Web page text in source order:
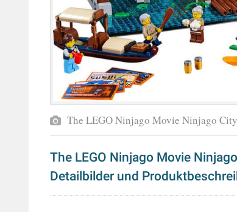
The LEGO Ninjago Movie Ninjago
The LEGO Ninjago Movie
Detailbilder und